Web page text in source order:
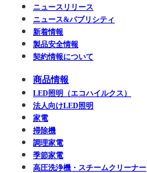
ニュースリリース
ニュース&パブリシティ
新着情報
製品安全情報
契約情報について
商品情報
LED照明（エコハイルクス）
法人向けLED照明
家電
掃除機
調理家電
季節家電
高圧洗浄機・スチームクリーナー